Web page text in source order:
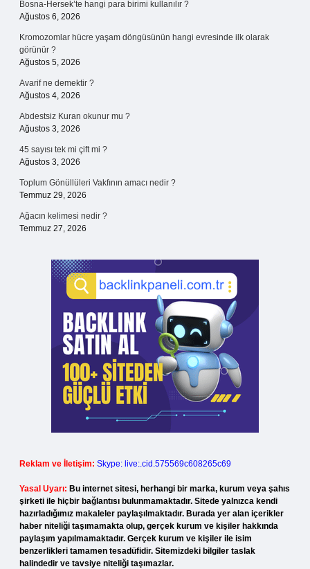
Bosna-Hersek’te hangi para birimi kullanılır ?
Ağustos 6, 2026
Kromozomlar hücre yaşam döngüsünün hangi evresinde ilk olarak
görünür ?
Ağustos 5, 2026
Avarif ne demektir ?
Ağustos 4, 2026
Abdestsiz Kuran okunur mu ?
Ağustos 3, 2026
45 sayısı tek mi çift mi ?
Ağustos 3, 2026
Toplum Gönüllüleri Vakfının amacı nedir ?
Temmuz 29, 2026
Ağacın kelimesi nedir ?
Temmuz 27, 2026
Reklam ve İletişim: Skype: live:.cid.575569c608265c69
Yasal Uyarı: Bu internet sitesi, herhangi bir marka, kurum veya şahıs
şirketi ile hiçbir bağlantısı bulunmamaktadır. Sitede yalnızca kendi
hazırladığımız makaleler paylaşılmaktadır. Burada yer alan içerikler
haber niteliği taşımamakta olup, gerçek kurum ve kişiler hakkında
paylaşım yapılmamaktadır. Gerçek kurum ve kişiler ile isim
benzerlikleri tamamen tesadüfidir. Sitemizdeki bilgiler taslak
halindedir ve tavsiye niteliği taşımazlar.